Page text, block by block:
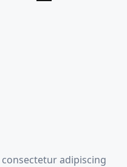
adipiscing